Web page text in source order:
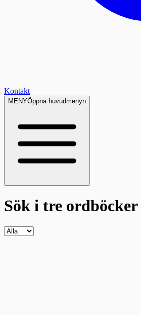
Kontakt
MENYÖppna huvudmenyn
Sök i tre ordböcker